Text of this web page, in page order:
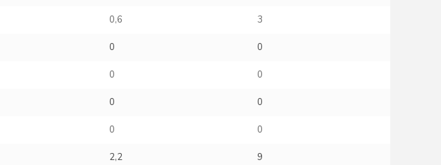
0,6 3
0 0
0 0
0 0
0 0
2,2 9